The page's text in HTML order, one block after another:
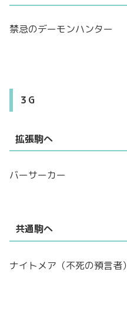
禁忌のデーモンハンター
３G
拡張駒へ
バーサーカー
共通駒へ
ナイトメア（不死の預言者）